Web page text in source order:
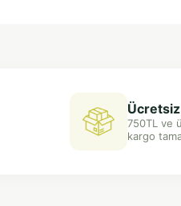
750TL ve
kargo